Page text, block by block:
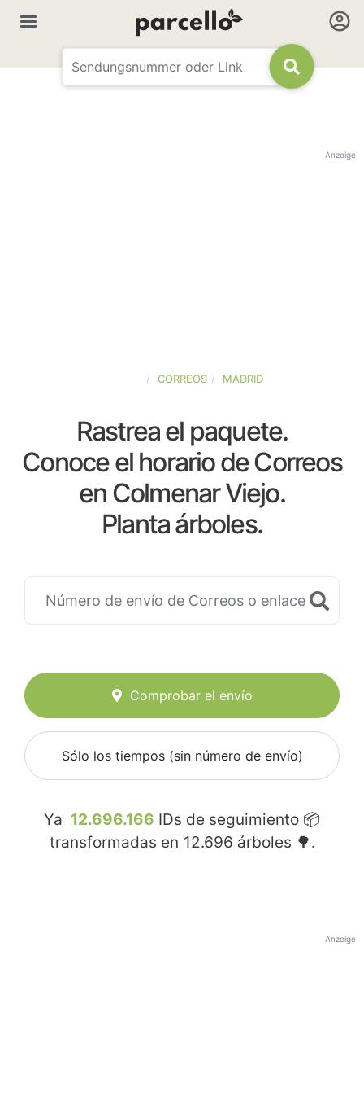
Anzeige
CORREOS MADRID
Rastrea el paquete.
Conoce el horario de Correos
en Colmenar Viejo.
Planta árboles.
Comprobar el envío
Sólo los tiempos (sin número de envío)
Ya 12.696.166 IDs de seguimiento 📦
transformadas en 12.696 árboles 🌳.
Anzeige